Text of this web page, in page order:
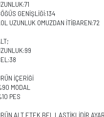
GENİŞLİĞİ:134
UZUNLUK OMUZDAN İTİBAREN:72
İÇERİĞİ
MODAL
PES
ALT ETEK BEL LASTİKLİDİR